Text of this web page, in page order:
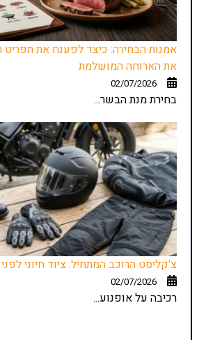
אמנות הבחירה: כיצד לפענח את תפריט
את הארוחה המושלמת
02/07/2026
בחירת מנת הבשר...
צ'קליסט הרוכב המתחיל: ציוד חיוני
02/07/2026
רכיבה על אופנוע...